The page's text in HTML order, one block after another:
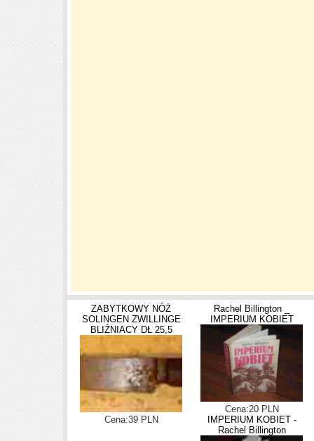
ZABYTKOWY NÓŻ
SOLINGEN ZWILLINGE
BLIŹNIACY DŁ 25,5
Cena:39 PLN
Rachel Billington _
IMPERIUM KOBIET
Cena:20 PLN
IMPERIUM KOBIET -
Rachel Billington